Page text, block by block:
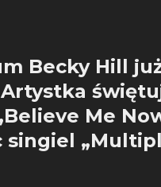
Becky Hill
Me